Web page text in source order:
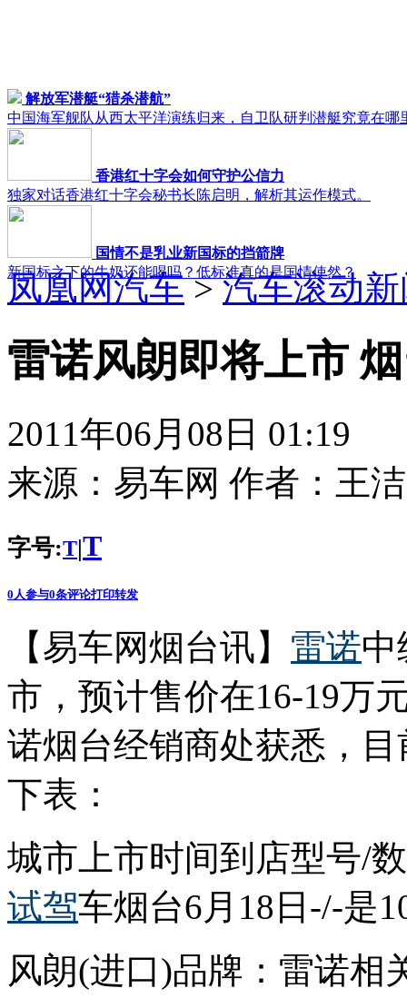
解放军潜艇“猎杀潜航”
中国海军舰队从西太平洋演练归来，自卫队研判潜艇究竟在哪
香港红十字会如何守护公信力
独家对话香港红十字会秘书长陈启明，解析其运作模式。
国情不是乳业新国标的挡箭牌
新国标之下的牛奶还能喝吗？低标准真的是国情使然？
凤凰网汽车>汽车滚动
雷诺风朗即将上市
2011年06月08日 01:19
来源： 易车网 作者： 王洁
字号:T|T
0 人参与0条评论打印转发
【易车网烟台讯】 雷诺中
市，预计售价在16-19万
诺烟台经销商处获悉，
下表：
城市上市时间到店型号/
试驾车烟台6月18日-/-是
风朗(进口)品牌：雷诺相